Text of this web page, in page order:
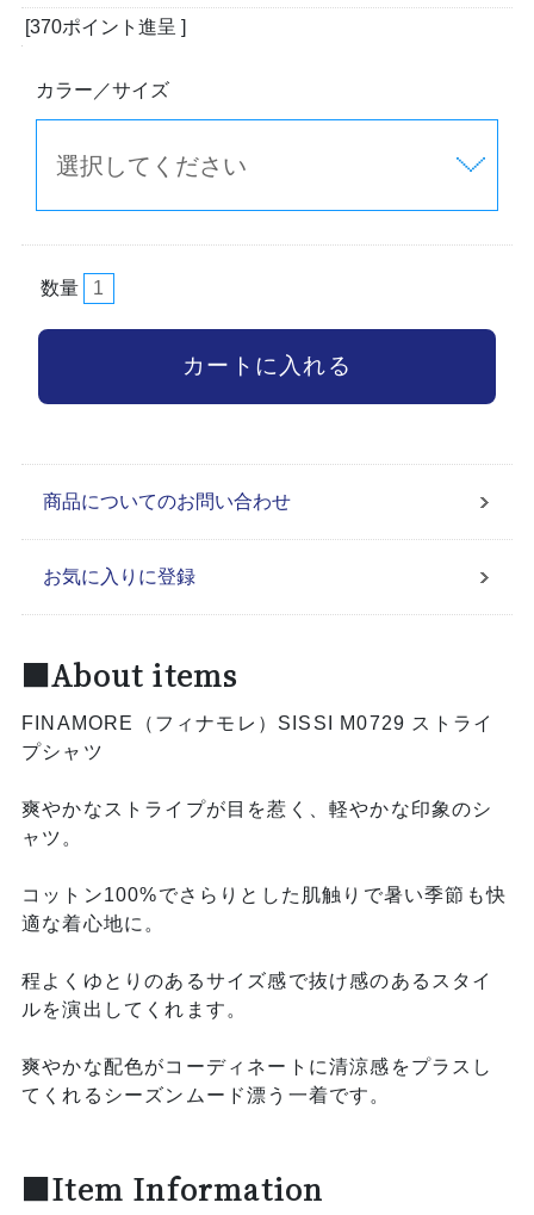
[370ポイント進呈 ]
カラー／サイズ
数量
商品についてのお問い合わせ
お気に入りに登録
■About items
FINAMORE（フィナモレ）SISSI M0729 ストライ
プシャツ
爽やかなストライプが目を惹く、軽やかな印象のシ
ャツ。
コットン100%でさらりとした肌触りで暑い季節も快
適な着心地に。
程よくゆとりのあるサイズ感で抜け感のあるスタイ
ルを演出してくれます。
爽やかな配色がコーディネートに清涼感をプラスし
てくれるシーズンムード漂う一着です。
■Item Information